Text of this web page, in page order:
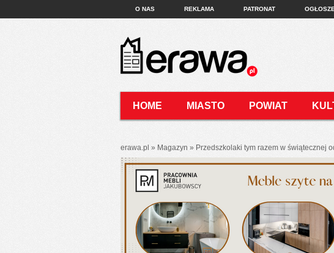
O NAS REKLAMA PATRONAT
HOME MIASTO POWIAT
erawa.pl » Magazyn » Przedszkolaki tym razem w świątecznej